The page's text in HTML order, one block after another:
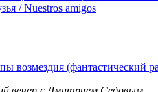
/ Nuestros amigos
возмездия (фантастический